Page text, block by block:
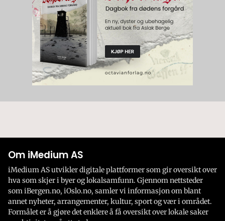
Om iMedium AS
iMedium AS utvikler digitale plattformer som gir oversikt over
hva som skjer i byer og lokalsamfunn. Gjennom nettsteder
som iBergen.no, iOslo.no, samler vi informasjon om blant
annet nyheter, arrangementer, kultur, sport og vær i området.
Formålet er å gjøre det enklere å få oversikt over lokale saker